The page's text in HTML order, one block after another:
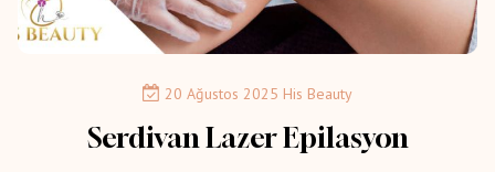
20 Ağustos 2025 His Beauty
Serdivan Lazer Epilasyon